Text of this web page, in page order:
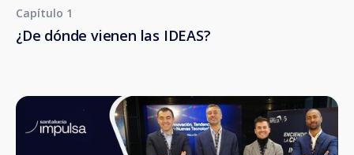
Capítulo 1
¿De dónde vienen las IDEAS?